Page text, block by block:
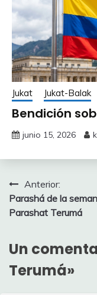
Jukat Jukat-Balak
Bendición
junio 15, 2026
Navegación
de
Anterior:
Parashá de la
Parashat Terumá
Un
Terumá»